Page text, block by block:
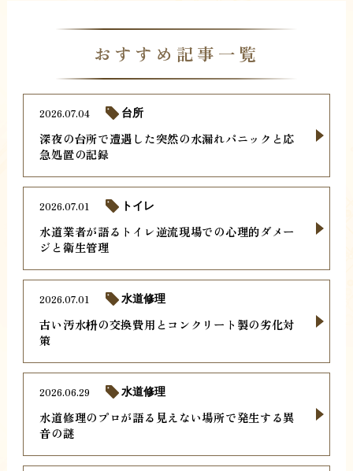
おすすめ記事一覧
深夜の台所で遭遇した突然の水漏れパニックと応
急処置の記録
2026.07.04 台所
水道業者が語るトイレ逆流現場での心理的ダメー
ジと衛生管理
2026.07.01 トイレ
古い汚水枡の交換費用とコンクリート製の劣化対
策
2026.07.01 水道修理
水道修理のプロが語る見えない場所で発生する異
音の謎
2026.06.29 水道修理